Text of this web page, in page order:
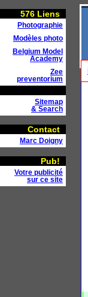
576 Liens
Photographie
Modèles photo
Belgium Model
Academy
Zee
preventorium
Sitemap
& Search
Contact
Marc Doigny
Pub!
Votre publicité
sur ce site